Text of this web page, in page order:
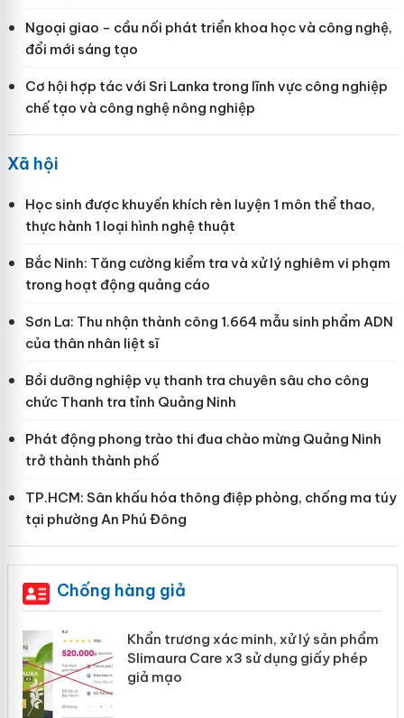
Ngoại giao - cầu nối phát triển khoa học và công nghệ,
đổi mới sáng tạo
Cơ hội hợp tác với Sri Lanka trong lĩnh vực công nghiệp
chế tạo và công nghệ nông nghiệp
Xã hội
Học sinh được khuyến khích rèn luyện 1 môn thể thao,
thực hành 1 loại hình nghệ thuật
Bắc Ninh: Tăng cường kiểm tra và xử lý nghiêm vi phạm
trong hoạt động quảng cáo
Sơn La: Thu nhận thành công 1.664 mẫu sinh phẩm ADN
của thân nhân liệt sĩ
Bồi dưỡng nghiệp vụ thanh tra chuyên sâu cho công
chức Thanh tra tỉnh Quảng Ninh
Phát động phong trào thi đua chào mừng Quảng Ninh
trở thành thành phố
TP.HCM: Sân khấu hóa thông điệp phòng, chống ma túy
tại phường An Phú Đông
Chống hàng giả
Khẩn trương xác minh, xử lý sản phẩm
Slimaura Care x3 sử dụng giấy phép
giả mạo